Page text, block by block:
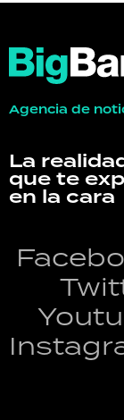
Agencia de
La
que te
en la cara